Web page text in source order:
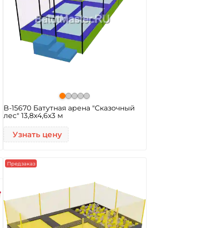
B-15670 Батутная арена "Сказочный
лес" 13,8x4,6x3 м
Узнать цену
Предзаказ